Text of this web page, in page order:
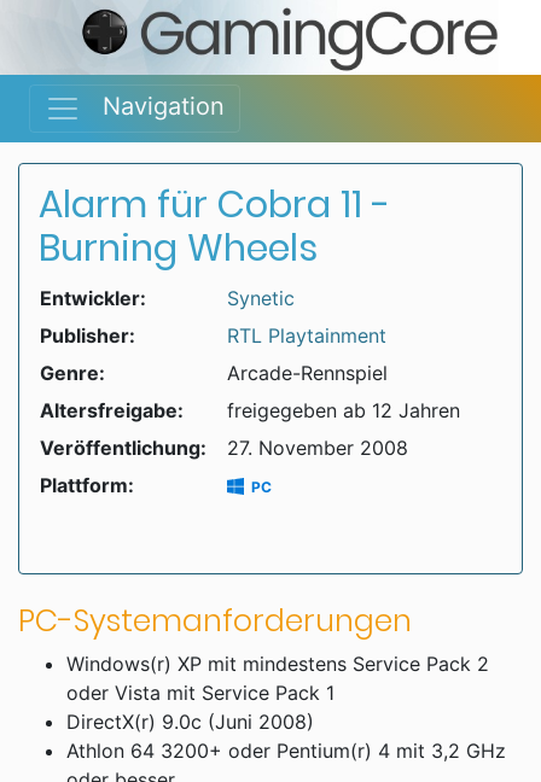
Navigation
Alarm für Cobra 11 -
Burning Wheels
Entwickler:
Synetic
Publisher:
RTL Playtainment
Genre:
Arcade-Rennspiel
Altersfreigabe:
freigegeben ab 12 Jahren
Veröffentlichung:
27. November 2008
Plattform:
PC
PC-Systemanforderungen
Windows(r) XP mit mindestens Service Pack 2
oder Vista mit Service Pack 1
DirectX(r) 9.0c (Juni 2008)
Athlon 64 3200+ oder Pentium(r) 4 mit 3,2 GHz